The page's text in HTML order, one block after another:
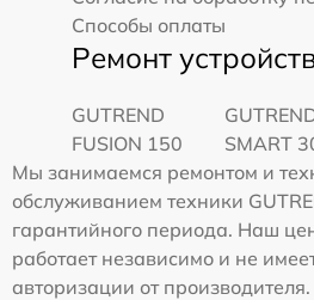
Способы оплаты
Ремонт
GUTREND
FUSION 150
SMART
Мы занимаемся ремонтом и
обслуживанием техники
гарантийного периода. Наш
работает независимо и не
авторизации от